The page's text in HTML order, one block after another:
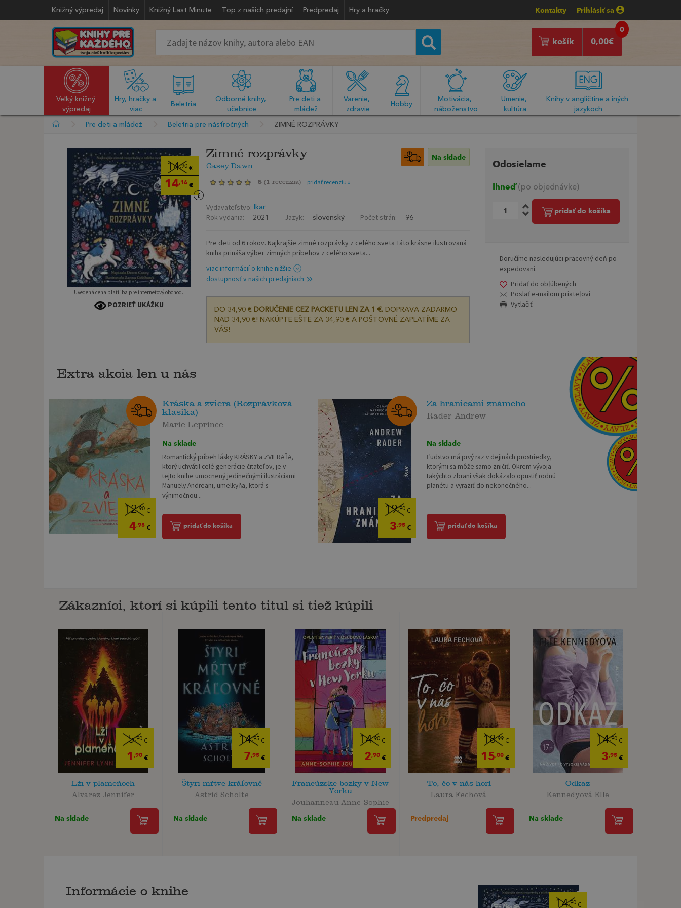
Knižný výpredaj Novinky Knižný Last Minute Top z našich predajní Predpredaj Hry a hračky Kontakty Prihlásiť sa
0
0,00€
košík
Veľký knižný
výpredaj
Hry, hračky a
viac
Beletria
Odborné knihy,
učebnice
Pre deti a
mládež
Varenie,
zdravie
Hobby
Motivácia,
náboženstvo
Umenie,
kultúra
Knihy v angličtine a iných
jazykoch
Pre deti a mládež Beletria pre násťročných ZIMNÉ ROZPRÁVKY
14,90 €
14,16 €
Uvedená cena platí iba pre internetový obchod.
POZRIEŤ UKÁŽKU
Zimné rozprávky
Casey Dawn
Na sklade
5 ( 1 recenzia) pridať recenziu »
Vydavateľstvo: Ikar
Rok vydania: 2021 Jazyk: slovenský Počet strán: 96
Pre deti od 6 rokov. Najkrajšie zimné rozprávky z celého sveta Táto krásne ilustrovaná
kniha prináša výber zimných príbehov z celého sveta...
viac informácií o knihe nižšie
dostupnosť v našich predajniach
DO 34,90 € DORUČENIE CEZ PACKETU LEN ZA 1 €.DOPRAVA ZADARMO
NAD 34,90 €! NAKÚPTE EŠTE ZA 34,90 € A POŠTOVNÉ ZAPLATÍME ZA
VÁS!
Odosielame
Ihneď(po objednávke)
pridať do košíka
Doručíme nasledujúci pracovný deň po
expedovaní.
Pridať do obľúbených
Poslať e-mailom priateľovi
Vytlačiť
Extra akcia len u nás
12,90€
4,95€
Kráska a zviera (Rozprávková
klasika)
Marie Leprince
Na sklade
Romantický príbeh lásky KRÁSKY a ZVIERAŤA,
ktorý uchvátil celé generácie čitateľov, je v
tejto knihe umocnený jedinečnými ilustráciami
Manuely Andreani, umelkyňa, ktorá s
výnimočnou...
pridať do košíka
19,90€
3,95€
Za hranicami známeho
Rader Andrew
Na sklade
Ľudstvo má prvý raz v dejinách prostriedky,
ktorými sa môže samo zničiť. Okrem vývoja
takýchto zbraní však dokázalo opustiť rodnú
planétu a vyraziť do nekonečného...
pridať do košíka
Zákazníci, ktorí si kúpili tento titul si tiež kúpili
5,90 €
1 ,90 €
Lži v plameňoch
Alvarez Jennifer
Na sklade
14,95€
7,95€
Štyri mŕtve kráľovné
Astrid Scholte
Na sklade
14,90 €
2,90 €
Francúzske bozky v New
Yorku
Jouhanneau Anne-Sophie
Na sklade
18,99 €
15,00 €
To, čo v nás horí
Laura Fechová
Predpredaj
14,90€
3,95€
Odkaz
Kennedyová Elle
Na sklade
Informácie o knihe
14,90€